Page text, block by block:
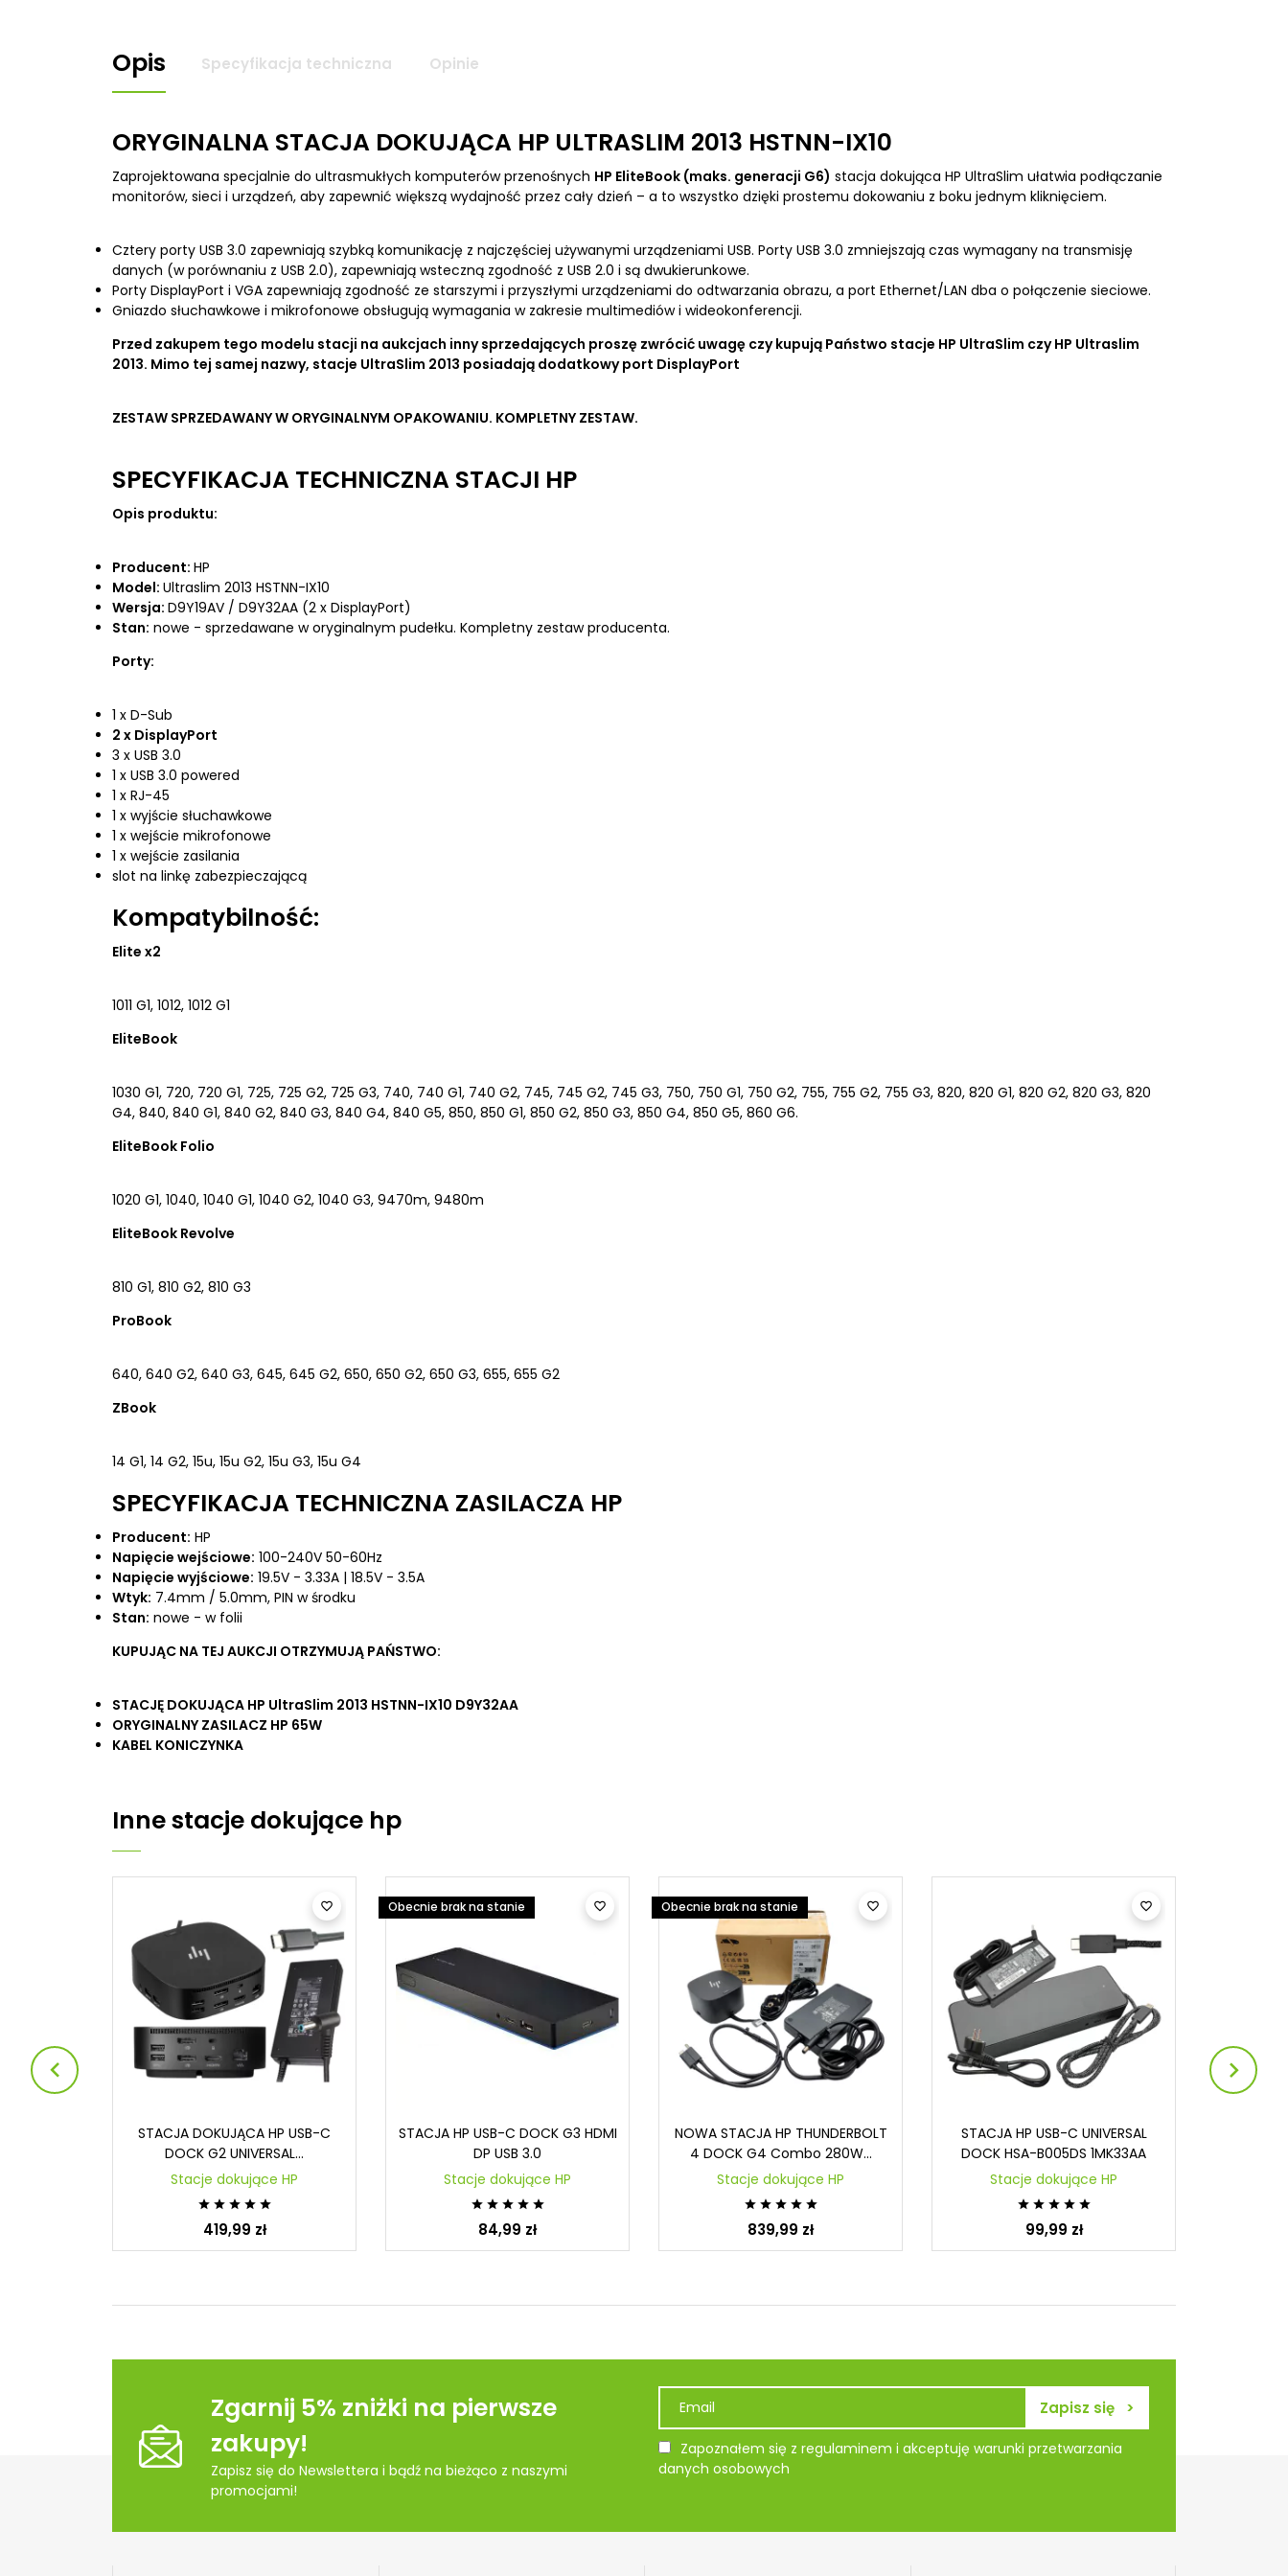
Opis Specyfikacja techniczna Opinie
ORYGINALNA STACJA DOKUJĄCA HP ULTRASLIM 2013 HSTNN-IX10
Zaprojektowana specjalnie do ultrasmukłych komputerów przenośnych HP EliteBook (maks. generacji G6) stacja dokująca HP UltraSlim ułatwia podłączanie
monitorów, sieci i urządzeń, aby zapewnić większą wydajność przez cały dzień – a to wszystko dzięki prostemu dokowaniu z boku jednym kliknięciem.
Cztery porty USB 3.0 zapewniają szybką komunikację z najczęściej używanymi urządzeniami USB. Porty USB 3.0 zmniejszają czas wymagany na transmisję
danych (w porównaniu z USB 2.0), zapewniają wsteczną zgodność z USB 2.0 i są dwukierunkowe.
Porty DisplayPort i VGA zapewniają zgodność ze starszymi i przyszłymi urządzeniami do odtwarzania obrazu, a port Ethernet/LAN dba o połączenie sieciowe.
Gniazdo słuchawkowe i mikrofonowe obsługują wymagania w zakresie multimediów i wideokonferencji.
Przed zakupem tego modelu stacji na aukcjach inny sprzedających proszę zwrócić uwagę czy kupują Państwo stacje HP UltraSlim czy HP Ultraslim
2013. Mimo tej samej nazwy, stacje UltraSlim 2013 posiadają dodatkowy port DisplayPort
ZESTAW SPRZEDAWANY W ORYGINALNYM OPAKOWANIU. KOMPLETNY ZESTAW.
SPECYFIKACJA TECHNICZNA STACJI HP
Opis produktu:
Producent: HP
Model: Ultraslim 2013 HSTNN-IX10
Wersja: D9Y19AV / D9Y32AA (2 x DisplayPort)
Stan: nowe - sprzedawane w oryginalnym pudełku. Kompletny zestaw producenta.
Porty:
1 x D-Sub
2 x DisplayPort
3 x USB 3.0
1 x USB 3.0 powered
1 x RJ-45
1 x wyjście słuchawkowe
1 x wejście mikrofonowe
1 x wejście zasilania
slot na linkę zabezpieczającą
Kompatybilność:
Elite x2
1011 G1, 1012, 1012 G1
EliteBook
1030 G1, 720, 720 G1, 725, 725 G2, 725 G3, 740, 740 G1, 740 G2, 745, 745 G2, 745 G3, 750, 750 G1, 750 G2, 755, 755 G2, 755 G3, 820, 820 G1, 820 G2, 820 G3, 820
G4, 840, 840 G1, 840 G2, 840 G3, 840 G4, 840 G5, 850, 850 G1, 850 G2, 850 G3, 850 G4, 850 G5, 860 G6.
EliteBook Folio
1020 G1, 1040, 1040 G1, 1040 G2, 1040 G3, 9470m, 9480m
EliteBook Revolve
810 G1, 810 G2, 810 G3
ProBook
640, 640 G2, 640 G3, 645, 645 G2, 650, 650 G2, 650 G3, 655, 655 G2
ZBook
14 G1, 14 G2, 15u, 15u G2, 15u G3, 15u G4
SPECYFIKACJA TECHNICZNA ZASILACZA HP
Producent: HP
Napięcie wejściowe: 100-240V 50-60Hz
Napięcie wyjściowe: 19.5V - 3.33A | 18.5V - 3.5A
Wtyk: 7.4mm / 5.0mm, PIN w środku
Stan: nowe - w folii
KUPUJĄC NA TEJ AUKCJI OTRZYMUJĄ PAŃSTWO:
STACJĘ DOKUJĄCA HP UltraSlim 2013 HSTNN-IX10 D9Y32AA
ORYGINALNY ZASILACZ HP 65W
KABEL KONICZYNKA
Innestacje dokujące hp


STACJA DOKUJĄCA HP USB-C
DOCK G2 UNIVERSAL...
Stacje dokujące HP
    
419,99 zł

STACJA HP USB-C DOCK G3 HDMI
DP USB 3.0
Stacje dokujące HP
    
84,99 zł
Obecnie brak na stanie 
NOWA STACJA HP THUNDERBOLT
4 DOCK G4 Combo 280W...
Stacje dokujące HP
    
839,99 zł
Obecnie brak na stanie 
STACJA HP USB-C UNIVERSAL
DOCK HSA-B005DS 1MK33AA
Stacje dokujące HP
    
99,99 zł

Zgarnij 5% zniżki na pierwsze
zakupy!
Zapisz się do Newslettera i bądź na bieżąco z naszymi
promocjami!
Zapoznałem się z regulaminem i akceptuję warunki przetwarzania
danych osobowych